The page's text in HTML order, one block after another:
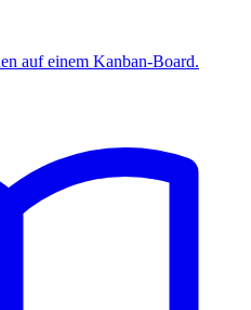
auf einem Kanban-Board.